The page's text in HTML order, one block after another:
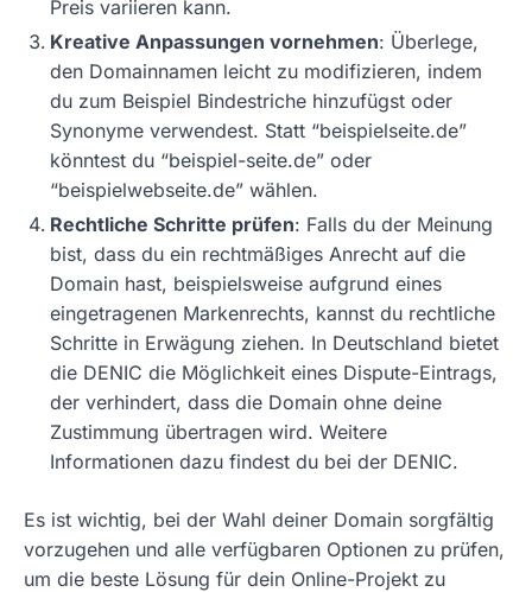
Preis variieren kann.
Kreative Anpassungen vornehmen: Überlege,
den Domainnamen leicht zu modifizieren, indem
du zum Beispiel Bindestriche hinzufügst oder
Synonyme verwendest. Statt “beispielseite.de”
könntest du “beispiel-seite.de” oder
“beispielwebseite.de” wählen.
Rechtliche Schritte prüfen: Falls du der Meinung
bist, dass du ein rechtmäßiges Anrecht auf die
Domain hast, beispielsweise aufgrund eines
eingetragenen Markenrechts, kannst du rechtliche
Schritte in Erwägung ziehen. In Deutschland bietet
die DENIC die Möglichkeit eines Dispute-Eintrags,
der verhindert, dass die Domain ohne deine
Zustimmung übertragen wird. Weitere
Informationen dazu findest du bei der DENIC.
Es ist wichtig, bei der Wahl deiner Domain sorgfältig
vorzugehen und alle verfügbaren Optionen zu prüfen,
um die beste Lösung für dein Online-Projekt zu